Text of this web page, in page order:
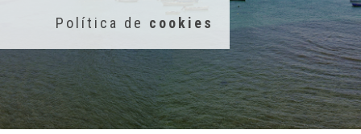
Política de cookies